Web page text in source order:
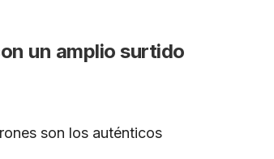
un amplio surtido
son los auténticos